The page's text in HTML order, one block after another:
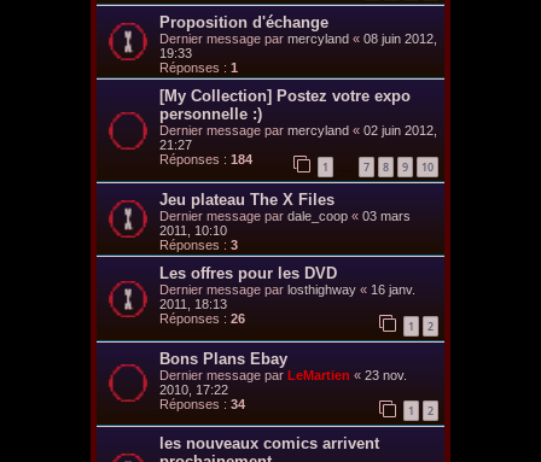
Proposition d'échange
Dernier message par mercyland « 08 juin 2012,
19:33
Réponses : 1
[My Collection] Postez votre expo
personnelle :)
Dernier message par mercyland « 02 juin 2012,
21:27
Réponses : 184 1 7 8 9 10
Jeu plateau The X Files
Dernier message par dale_coop « 03 mars
2011, 10:10
Réponses : 3
Les offres pour les DVD
Dernier message par losthighway « 16 janv.
2011, 18:13
Réponses : 26 1 2
Bons Plans Ebay
Dernier message par LeMartien « 23 nov.
2010, 17:22
Réponses : 34 1 2
les nouveaux comics arrivent